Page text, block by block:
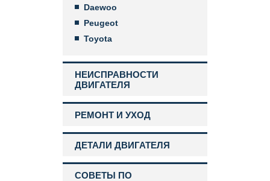
Daewoo
Peugeot
Toyota
НЕИСПРАВНОСТИ
ДВИГАТЕЛЯ
РЕМОНТ И УХОД
ДЕТАЛИ ДВИГАТЕЛЯ
СОВЕТЫ ПО